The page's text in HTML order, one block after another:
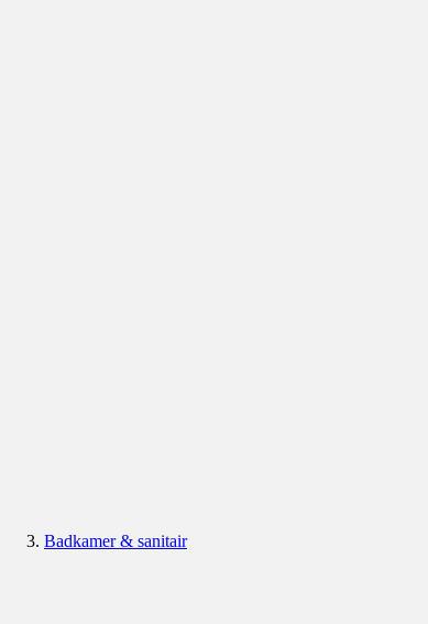
Badkamer & sanitair